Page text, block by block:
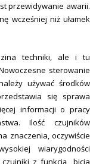
przewidywanie awarii.
wcześniej niż ułamek
techniki, ale i tu
sterowanie
używać środków
się sprawa
informacji o pracy
Ilość czujników
znaczenia, oczywiście
wiarygodności
z funkcją „bicia